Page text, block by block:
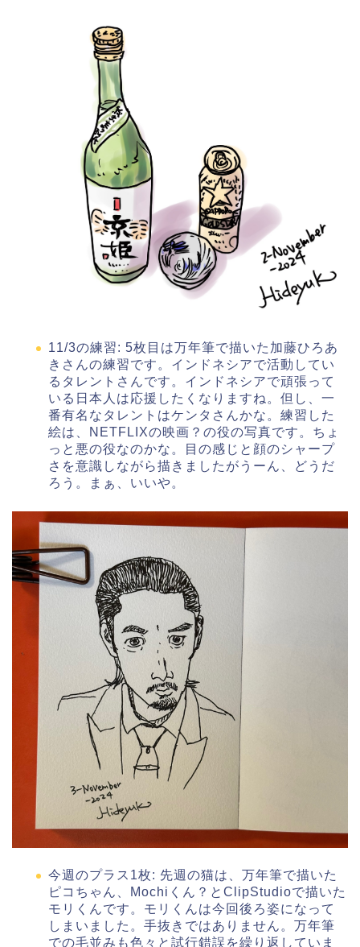
11/3の練習: 5枚目は万年筆で描いた加藤ひろあ
きさんの練習です。インドネシアで活動してい
るタレントさんです。インドネシアで頑張って
いる日本人は応援したくなりますね。但し、一
番有名なタレントはケンタさんかな。練習した
絵は、NETFLIXの映画？の役の写真です。ちょ
っと悪の役なのかな。目の感じと顔のシャープ
さを意識しながら描きましたがうーん、どうだ
ろう。まぁ、いいや。
今週のプラス1枚: 先週の猫は、万年筆で描いた
ピコちゃん、Mochiくん？とClipStudioで描いた
モリくんです。モリくんは今回後ろ姿になって
しまいました。手抜きではありません。万年筆
での毛並みも色々と試行錯誤を繰り返していま